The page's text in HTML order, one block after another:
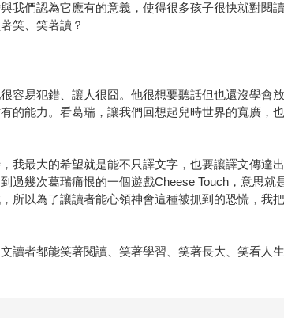
我們認為它應有的意義，使得很多孩子很快就對閱
笑、笑著讀？
易犯錯、讓人很囧。他很想要聽話但也還沒學會
的能力。看葛瑞，讓我們回想起兒時世界的寬廣，
最大的希望就是能不只譯文字，也要讓譯文傳達
幾次葛瑞痛恨的一個遊戲Cheese Touch，意思就
以為了讓讀者能心領神會這種被抓到的恐慌，我
者都能笑著閱讀、笑著學習、笑著長大、笑看人